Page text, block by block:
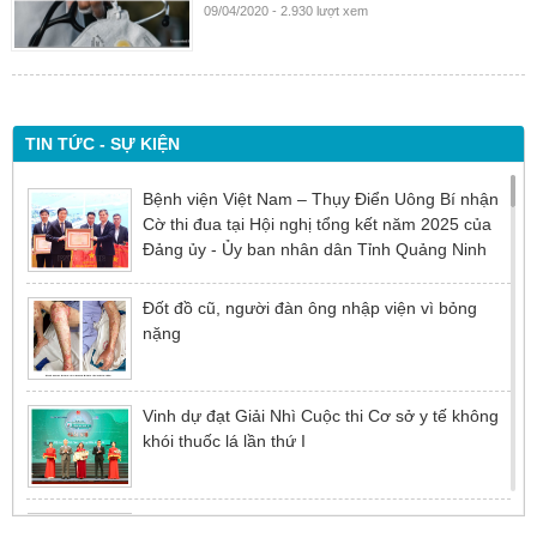
TIN TỨC - SỰ KIỆN
Bệnh viện Việt Nam – Thụy Điển Uông Bí nhận
Cờ thi đua tại Hội nghị tổng kết năm 2025 của
Đảng ủy - Ủy ban nhân dân Tỉnh Quảng Ninh
Đốt đồ cũ, người đàn ông nhập viện vì bỏng
nặng
Vinh dự đạt Giải Nhì Cuộc thi Cơ sở y tế không
khói thuốc lá lần thứ I
09/04/2020 - 2.930 lượt xem